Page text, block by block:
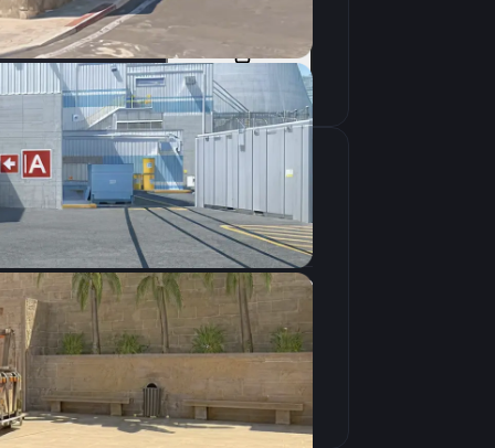
Скопировать
1280×960
4:3
Растянутое